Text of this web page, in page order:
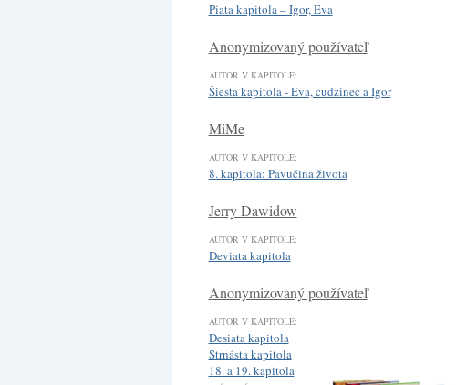
Piata kapitola – Igor, Eva
Anonymizovaný používateľ
AUTOR V KAPITOLE:
Šiesta kapitola - Eva, cudzinec a Igor
MiMe
AUTOR V KAPITOLE:
8. kapitola: Pavučina života
Jerry Dawidow
AUTOR V KAPITOLE:
Deviata kapitola
Anonymizovaný používateľ
AUTOR V KAPITOLE:
Desiata kapitola
Štrnásta kapitola
18. a 19. kapitola